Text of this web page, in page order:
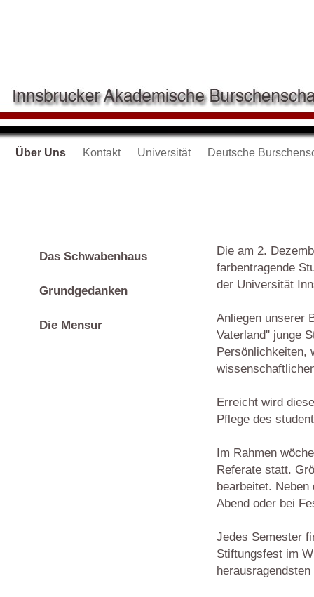
Über Uns Kontakt Universität Deutsche
Die am 2.
farbentragende
der Universität
Anliegen unserer
Vaterland'' junge
Persönlichkeiten,
Erreicht wird
Pflege des
Im Rahmen
Referate statt.
bearbeitet.
Abend oder bei
Jedes Semester
Stiftungsfest im
herausragendsten
Das Schwabenhaus
Grundgedanken
Die Mensur